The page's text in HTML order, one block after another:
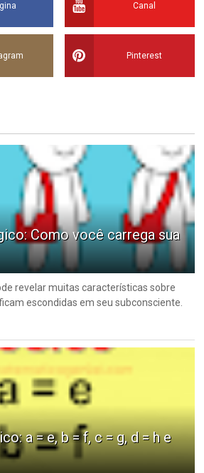
Canal
Pinterest
Como você carrega sua
revelar muitas características sobre
escondidas em seu subconsciente.
a = e, b = f, c = g, d = h e